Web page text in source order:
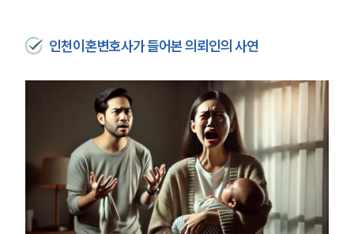
인천이혼변호사가 들어본 의뢰인의 사연